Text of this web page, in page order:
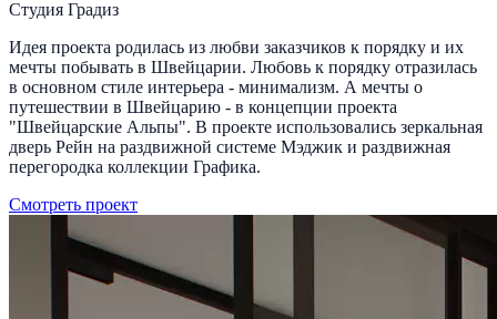
Студия Градиз
Идея проекта родилась из любви заказчиков к порядку и их
мечты побывать в Швейцарии. Любовь к порядку отразилась
в основном стиле интерьера - минимализм. А мечты о
путешествии в Швейцарию - в концепции проекта
"Швейцарские Альпы". В проекте использовались зеркальная
дверь Рейн на раздвижной системе Мэджик и раздвижная
перегородка коллекции Графика.
Смотреть проект